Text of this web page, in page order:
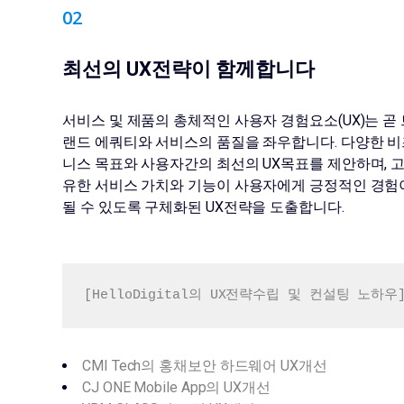
02
최선의 UX전략이 함께합니다
서비스 및 제품의 총체적인 사용자 경험요소(UX)는 곧
랜드 에쿼티와 서비스의 품질을 좌우합니다. 다양한 비
니스 목표와 사용자간의 최선의 UX목표를 제안하며, 고
유한 서비스 가치와 기능이 사용자에게 긍정적인 경험
될 수 있도록 구체화된 UX전략을 도출합니다.
[HelloDigital의 UX전략수립 및 컨설팅 노하우]
CMI Tech의 홍채보안 하드웨어 UX개선
CJ ONE Mobile App의 UX개선